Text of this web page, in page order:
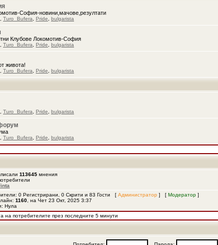
София-новини,мачове,резултати
Turo_Bufera Pride bulgarista
Клубове Локомотив-София
Turo_Bufera Pride bulgarista
живота!
Turo_Bufera Pride bulgarista
Turo_Bufera Pride bulgarista
Turo_Bufera Pride bulgarista
113645 мнения
0 Регистрирани, 0 Скрити и 83 Гости [ Администратор ] [ Модератор ]
1160 , на Чет 23 Окт, 2025 3:37
Нула
на потребителите през последните 5 минути